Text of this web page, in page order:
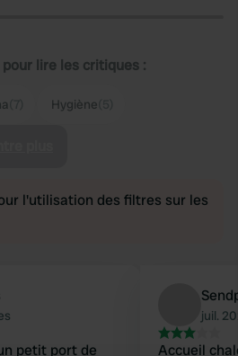
lire les critiques :
Hygiène
l'utilisation des filtres sur les
petit port de
juil.
Accueil